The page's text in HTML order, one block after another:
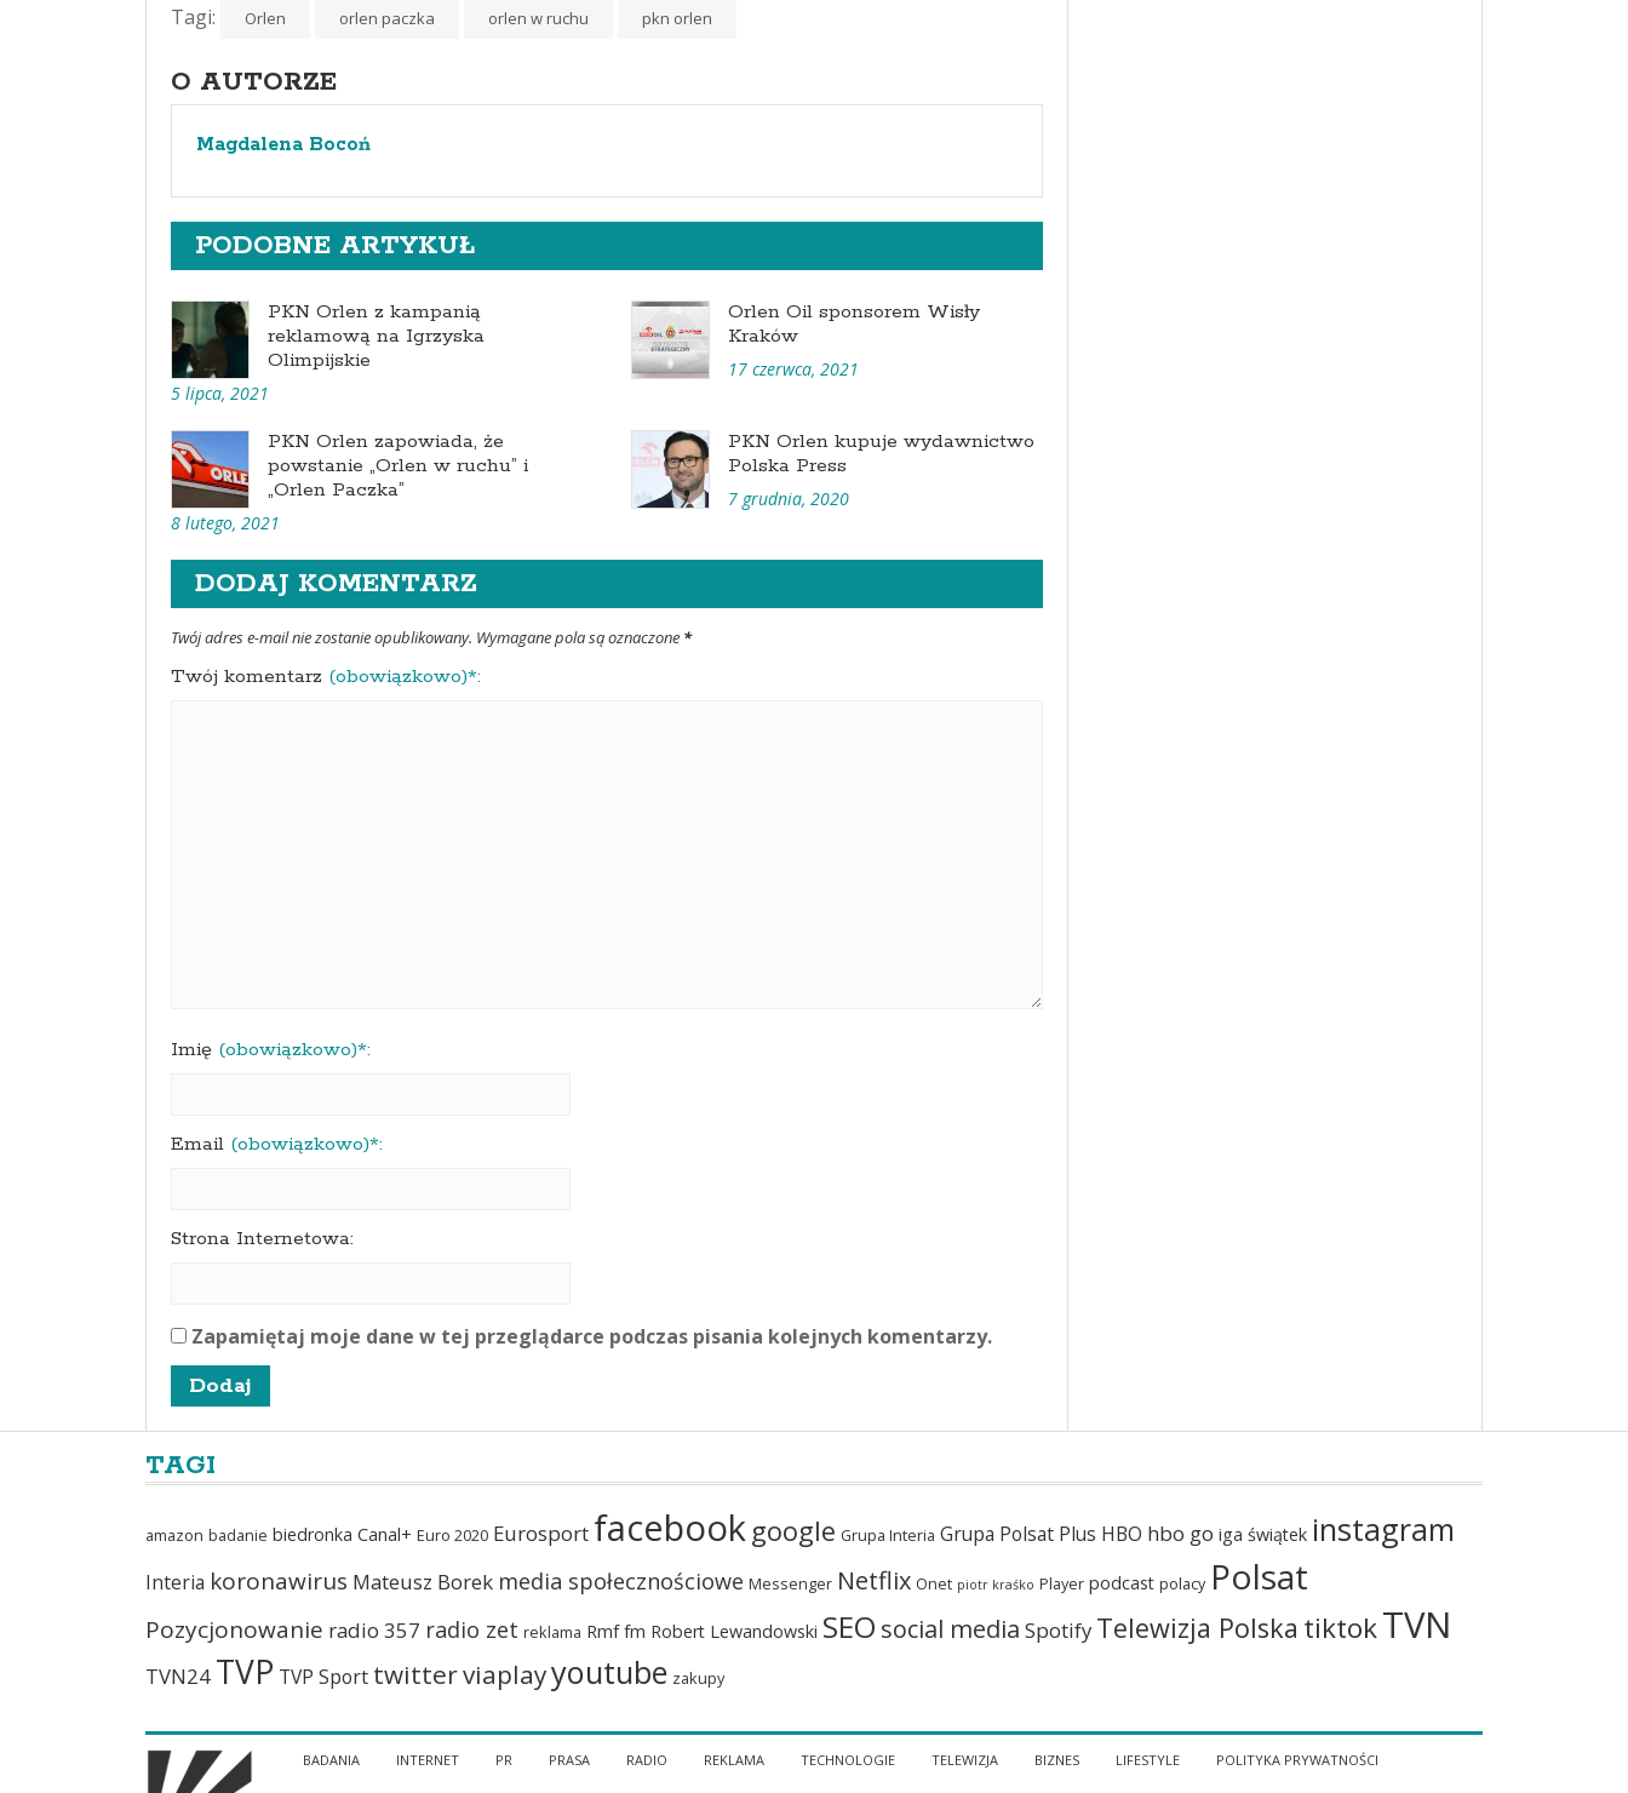
Tagi: Orlen orlen paczka orlen w ruchu pkn orlen
O AUTORZE
Magdalena Bocoń
PODOBNE ARTYKUŁ
PKN Orlen z kampanią
reklamową na Igrzyska
Olimpijskie
5 lipca, 2021
Orlen Oil sponsorem Wisły
Kraków
17 czerwca, 2021
PKN Orlen zapowiada, że
powstanie „Orlen w ruchu” i
„Orlen Paczka”
8 lutego, 2021
PKN Orlen kupuje wydawnictwo
Polska Press
7 grudnia, 2020
DODAJ KOMENTARZ
Twój adres e-mail nie zostanie opublikowany. Wymagane pola są oznaczone *
Twój komentarz (obowiązkowo)*:
Imię (obowiązkowo)*:
Email (obowiązkowo)*:
Strona Internetowa:
Zapamiętaj moje dane w tej przeglądarce podczas pisania kolejnych komentarzy.
TAGI
amazon badanie biedronka Canal+ Euro 2020 Eurosport facebook google Grupa Interia Grupa Polsat Plus HBO hbo go iga świątek instagram
Interia koronawirus Mateusz Borek media społecznościowe Messenger Netflix Onet piotr kraśko Player podcast polacy Polsat
Pozycjonowanie radio 357 radio zet reklama Rmf fm Robert Lewandowski SEO social media Spotify Telewizja Polska tiktokTVN
TVN24 TVP TVP Sport twitterviaplayyoutube zakupy
BADANIA INTERNET PR PRASA RADIO REKLAMA TECHNOLOGIE TELEWIZJA BIZNES LIFESTYLE POLITYKA PRYWATNOŚCI